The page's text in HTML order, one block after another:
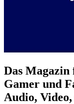
Das Magazin
Gamer und
Audio,